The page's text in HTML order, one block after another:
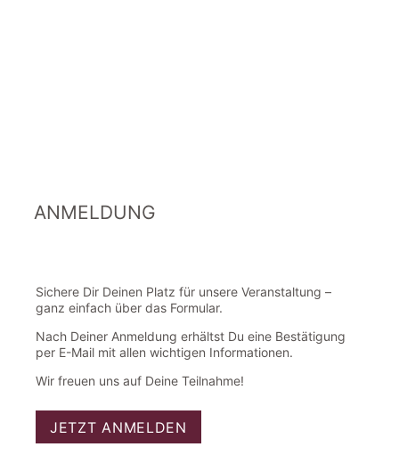
ANMELDUNG
Sichere Dir Deinen Platz für unsere Veranstaltung –
ganz einfach über das Formular.
Nach Deiner Anmeldung erhältst Du eine Bestätigung
per E-Mail mit allen wichtigen Informationen.
Wir freuen uns auf Deine Teilnahme!
JETZT ANMELDEN